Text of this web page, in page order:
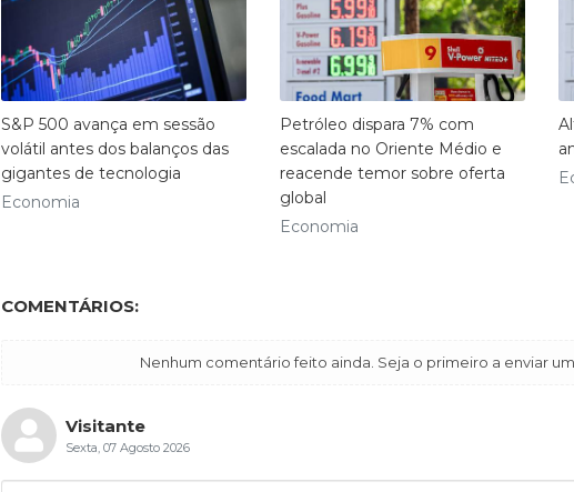
S&P 500 avança em sessão
volátil antes dos balanços das
gigantes de tecnologia
Economia
Petróleo dispara 7% com
escalada no Oriente Médio e
reacende temor sobre oferta
global
Economia
COMENTÁRIOS:
Nenhum comentário feito ainda. Seja o primeiro a enviar
Visitante
Sexta, 07 Agosto 2026